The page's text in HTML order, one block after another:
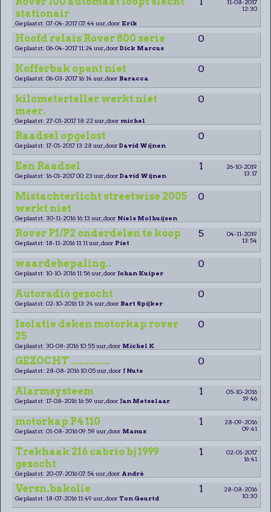
stationair
11-08-2017
12:30
Geplaatst: 07-04-2017 07:44 uur, door Erik
Hoofd relais Rover 800 serie 0
Geplaatst: 06-04-2017 11:24 uur, door Dick Marcus
Kofferbak opent niet 0
Geplaatst: 06-03-2017 16:14 uur, door Baracca
kilometerteller werkt niet
meer.
0
Geplaatst: 27-01-2017 18:22 uur, door michel
Raadsel opgelost 0
Geplaatst: 17-01-2017 13:28 uur, door David Wijnen
Een Raadsel 1
26-10-2019
13:17
Geplaatst: 16-01-2017 00:23 uur, door David Wijnen
Mistachterlicht streetwise 2005
werkt niet
0
Geplaatst: 30-11-2016 16:13 uur, door Niels Molhuijsen
Rover P1/P2 onderdelen te koop 5
04-11-2019
13:54
Geplaatst: 18-11-2016 11:11 uur, door Piet
waardebepaling.. 0
Geplaatst: 10-10-2016 11:56 uur, door Johan Kuiper
Autoradio gezocht 0
Geplaatst: 02-10-2016 13:24 uur, door Bart Spijker
Isolatie deken motorkap rover
25
0
Geplaatst: 30-08-2016 10:55 uur, door Michel K
GEZOCHT ............. 0
Geplaatst: 28-08-2016 10:05 uur, door J Nuts
Alarmsysteem 1
05-10-2016
19:46
Geplaatst: 17-08-2016 16:59 uur, door Jan Metselaar
motorkap P4 110 1
28-09-2016
09:41
Geplaatst: 01-08-2016 09:59 uur, door Manus
Trekhaak 216 cabrio bj 1999
gezocht
1
02-01-2017
16:41
Geplaatst: 20-07-2016 07:54 uur, door André
Versn.bakolie 1
28-08-2016
10:30
Geplaatst: 18-07-2016 11:49 uur, door Ton Geurtd